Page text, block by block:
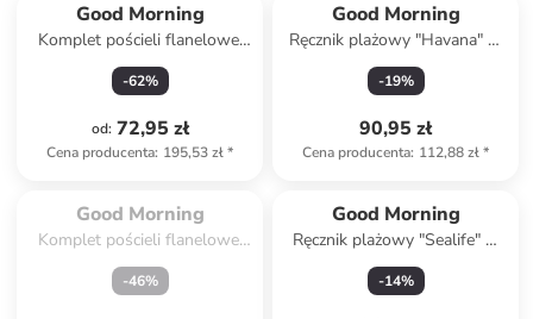
Good Morning
Komplet pościeli flanelowej
"Gabin" w kolorze niebiesko-
białym
-62%
od: 72,95 zł
Cena producenta: 195,53 zł*
Good Morning
Ręcznik plażowy "Havana" w
kolorze niebiesko-zielono-
beżowym
-19%
90,95 zł
Cena producenta: 112,88 zł*
Wyprzedane
Good Morning
Komplet pościeli flanelowej
"Dino" ze wzorem
-46%
Good Morning
Ręcznik plażowy "Sealife" w
kolorze beżowo-niebieskim
-14%